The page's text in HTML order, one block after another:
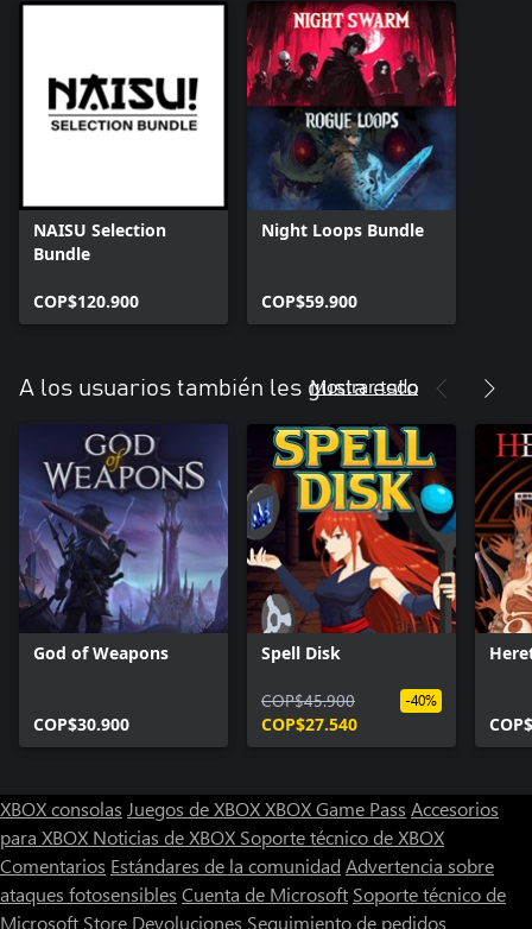
NAISU Selection
Bundle
COP$120.900
Night Loops Bundle
COP$59.900
A los usuarios también les gusta esto
Mostrar todo
God of Weapons
COP$30.900
Spell Disk
COP$45.900
COP$27.540
-40%
XBOX consolas Juegos de XBOXXBOX Game Pass Accesorios
para XBOX Noticias de XBOX Soporte técnico de XBOX
Comentarios Estándares de la comunidad Advertencia sobre
ataques fotosensibles Cuenta de Microsoft Soporte técnico de
Microsoft Store Devoluciones Seguimiento de pedidos